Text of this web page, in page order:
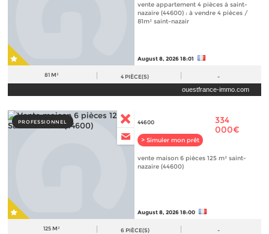
vente appartement 4 pièces à saint-
nazaire (44600) : à vendre 4 pièces /
81m² saint-nazair
August 8, 2026 18:01
81 M² 4 PIÈCE(S) -
ouestfrance-immo.com
PROFESSIONNEL 44600
> Simuler mon prêt
334
000€
vente maison 6 pièces 125 m² saint-
nazaire (44600)
August 8, 2026 18:00
125 M² 6 PIÈCE(S) -